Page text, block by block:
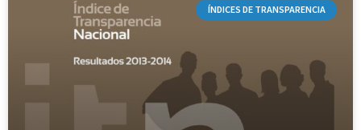
ÍNDICES DE TRANSPARENCIA